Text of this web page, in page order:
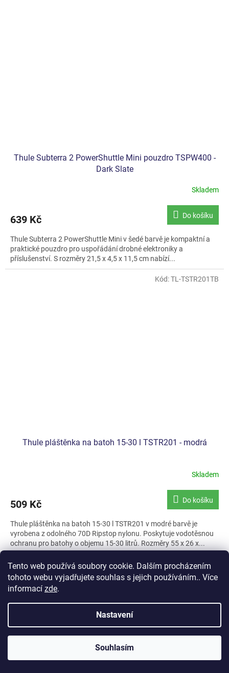
Tento web používá soubory cookie. Dalším procházením
tohoto webu vyjadřujete souhlas s jejich používáním.. Více
informací zde.
Nastavení
Souhlasím
Thule Subterra 2 PowerShuttle Mini pouzdro TSPW400 -
Dark Slate
Skladem
639 Kč Do košíku
Thule Subterra 2 PowerShuttle Mini v šedé barvě je kompaktní a
praktické pouzdro pro uspořádání drobné elektroniky a
příslušenství. S rozměry 21,5 x 4,5 x 11,5 cm nabízí...
Thule pláštěnka na batoh 15-30 l TSTR201 - modrá
Skladem
509 Kč Do košíku
Thule pláštěnka na batoh 15-30 l TSTR201 v modré barvě je
vyrobena z odolného 70D Ripstop nylonu. Poskytuje vodotěsnou
ochranu pro batohy o objemu 15-30 litrů. Rozměry 55 x 26 x...
Kód:TL-TSTR201TB
Kód:TL-TCCD201